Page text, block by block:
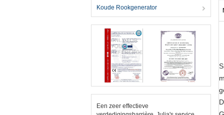
Koude Rookgenerator
Een zeer effectieve